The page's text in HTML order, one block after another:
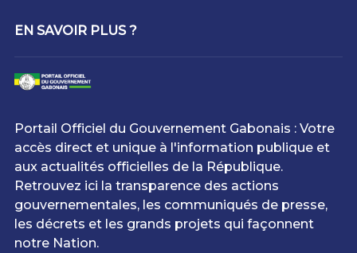
EN SAVOIR PLUS ?
Portail Officiel du Gouvernement Gabonais : Votre
accès direct et unique à l'information publique et
aux actualités officielles de la République.
Retrouvez ici la transparence des actions
gouvernementales, les communiqués de presse,
les décrets et les grands projets qui façonnent
notre Nation.